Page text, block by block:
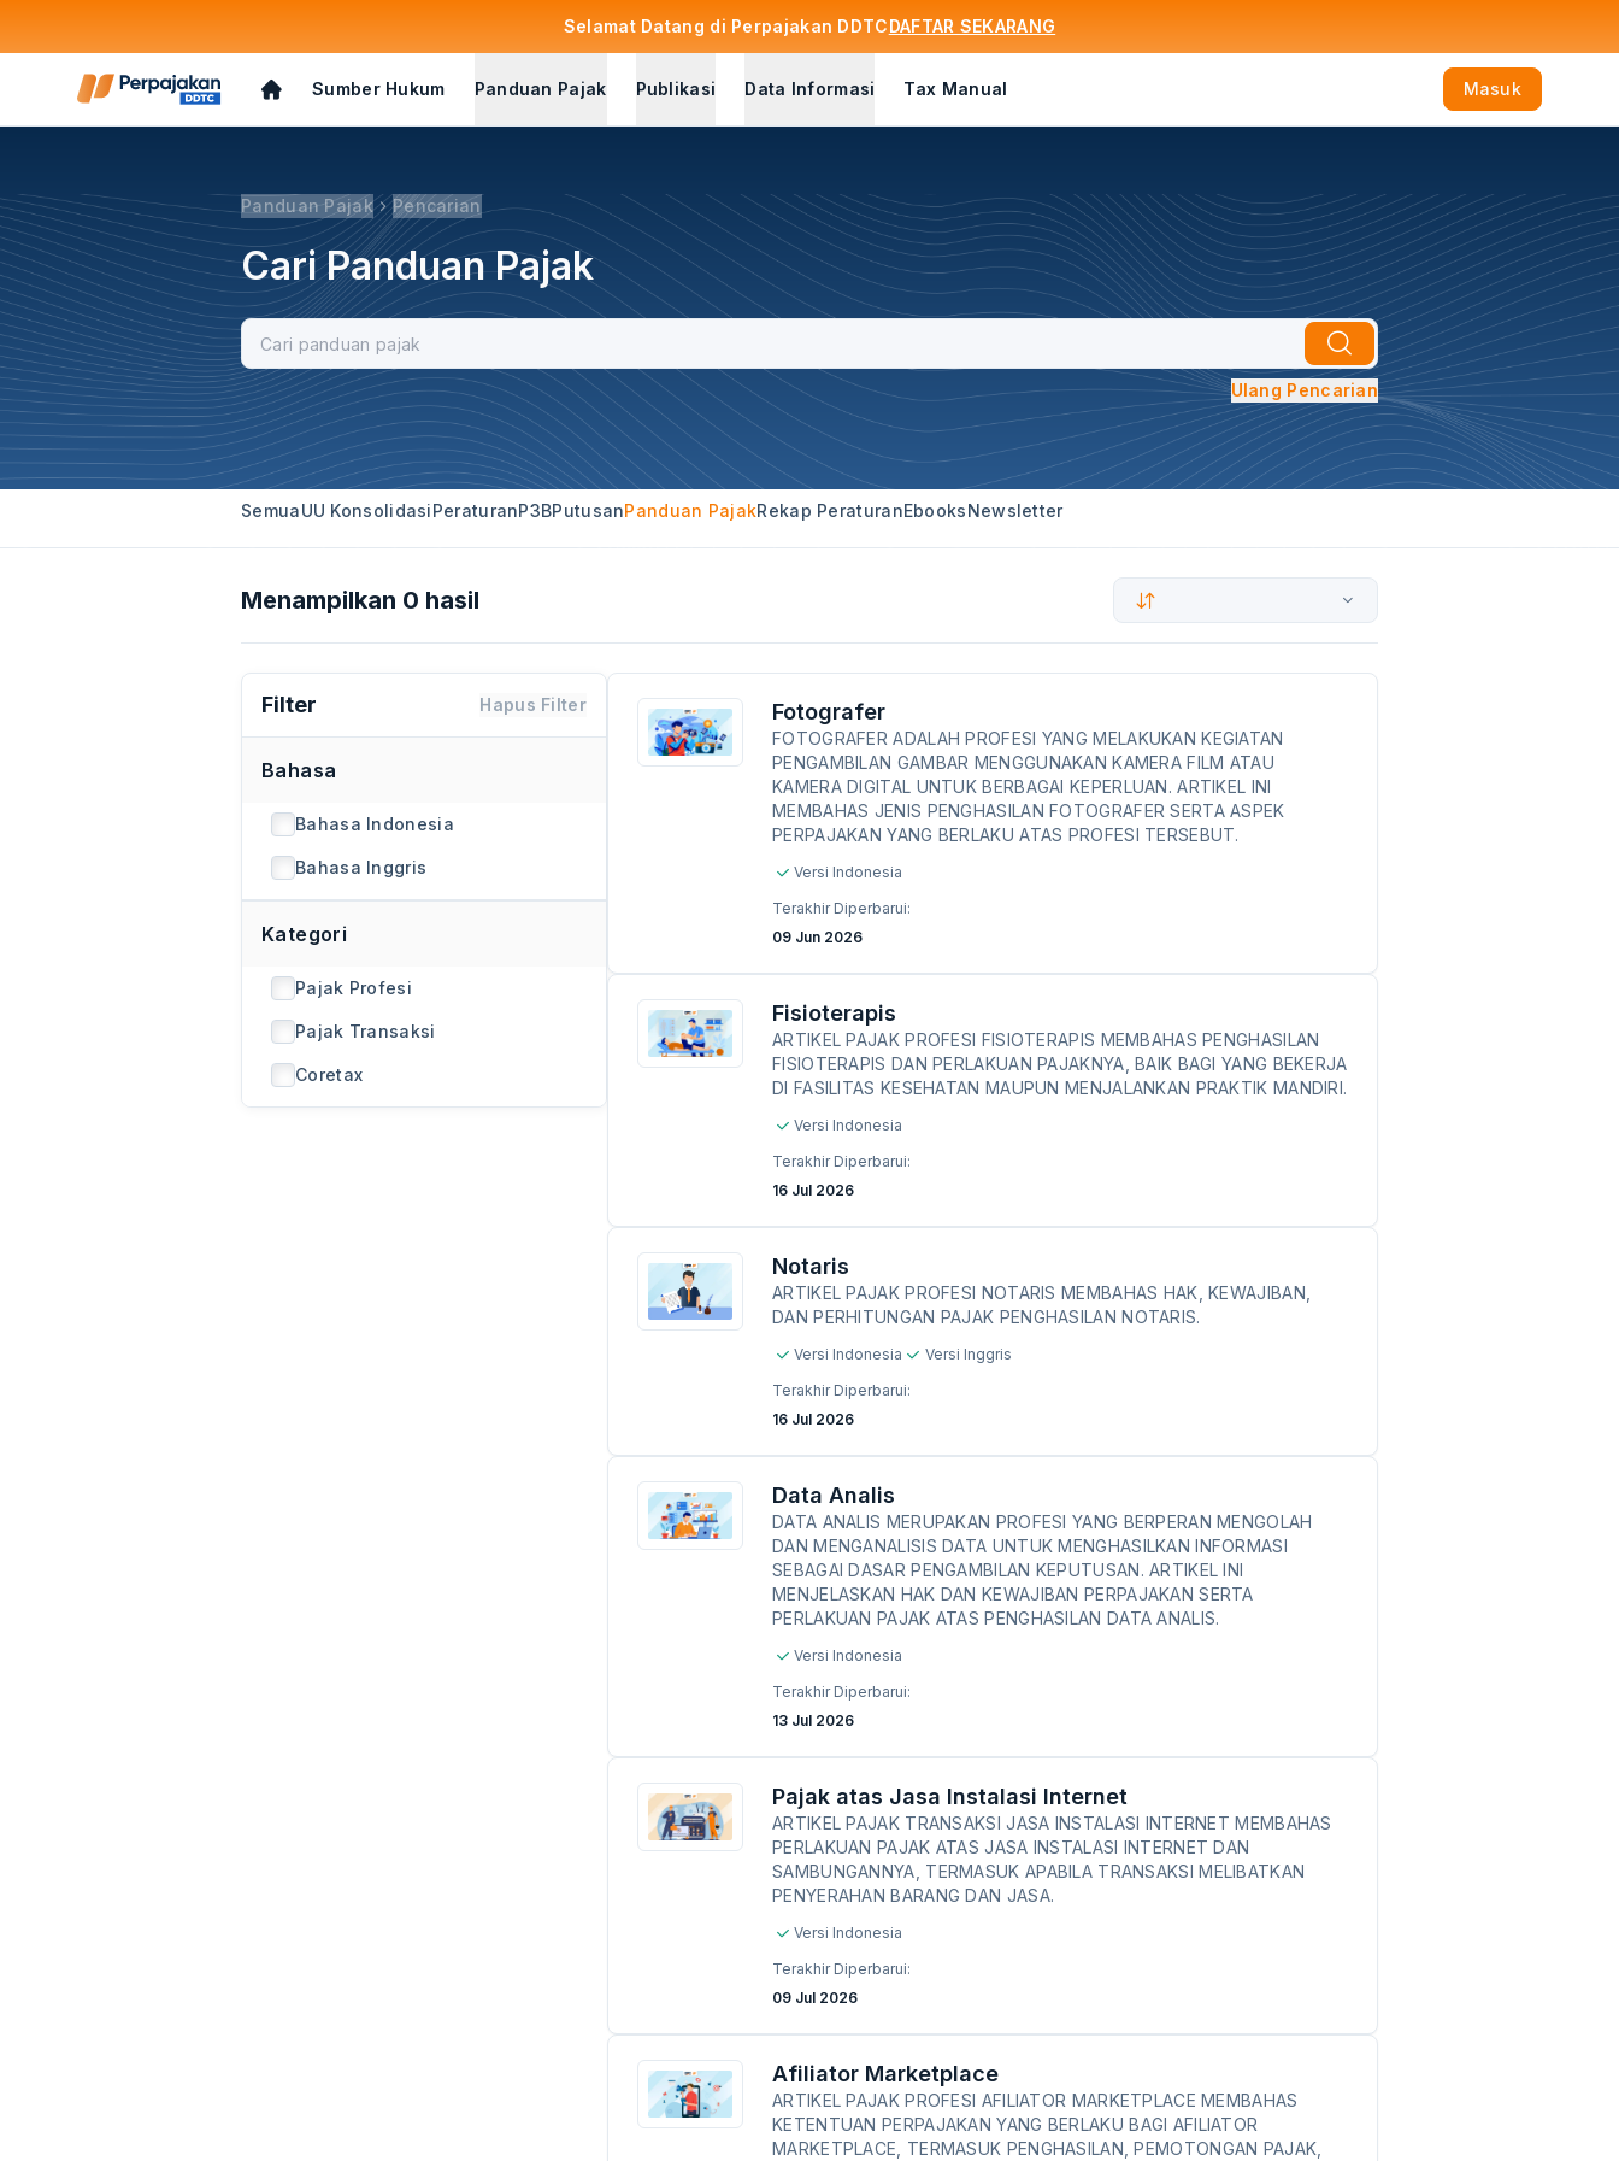
Selamat Datang di Perpajakan DDTCDAFTAR SEKARANG
Sumber Hukum Panduan Pajak Publikasi Data Informasi Tax Manual Masuk
Panduan Pajak Pencarian
Cari Panduan Pajak
Ulang Pencarian
SemuaUU KonsolidasiPeraturanP3BPutusanPanduan PajakRekap PeraturanEbooksNewsletter
Menampilkan 0 hasil
Filter Hapus Filter
Bahasa
Bahasa Indonesia
Bahasa Inggris
Kategori
Pajak Profesi
Pajak Transaksi
Coretax
Fotografer
FOTOGRAFER ADALAH PROFESI YANG MELAKUKAN KEGIATAN
PENGAMBILAN GAMBAR MENGGUNAKAN KAMERA FILM ATAU
KAMERA DIGITAL UNTUK BERBAGAI KEPERLUAN. ARTIKEL INI
MEMBAHAS JENIS PENGHASILAN FOTOGRAFER SERTA ASPEK
PERPAJAKAN YANG BERLAKU ATAS PROFESI TERSEBUT.
Versi Indonesia
Terakhir Diperbarui:
09 Jun 2026
Fisioterapis
ARTIKEL PAJAK PROFESI FISIOTERAPIS MEMBAHAS PENGHASILAN
FISIOTERAPIS DAN PERLAKUAN PAJAKNYA, BAIK BAGI YANG BEKERJA
DI FASILITAS KESEHATAN MAUPUN MENJALANKAN PRAKTIK MANDIRI.
Versi Indonesia
Terakhir Diperbarui:
16 Jul 2026
Notaris
ARTIKEL PAJAK PROFESI NOTARIS MEMBAHAS HAK, KEWAJIBAN,
DAN PERHITUNGAN PAJAK PENGHASILAN NOTARIS.
Versi Indonesia
Versi Inggris
Terakhir Diperbarui:
16 Jul 2026
Data Analis
DATA ANALIS MERUPAKAN PROFESI YANG BERPERAN MENGOLAH
DAN MENGANALISIS DATA UNTUK MENGHASILKAN INFORMASI
SEBAGAI DASAR PENGAMBILAN KEPUTUSAN. ARTIKEL INI
MENJELASKAN HAK DAN KEWAJIBAN PERPAJAKAN SERTA
PERLAKUAN PAJAK ATAS PENGHASILAN DATA ANALIS.
Versi Indonesia
Terakhir Diperbarui:
13 Jul 2026
Pajak atas Jasa Instalasi Internet
ARTIKEL PAJAK TRANSAKSI JASA INSTALASI INTERNET MEMBAHAS
PERLAKUAN PAJAK ATAS JASA INSTALASI INTERNET DAN
SAMBUNGANNYA, TERMASUK APABILA TRANSAKSI MELIBATKAN
PENYERAHAN BARANG DAN JASA.
Versi Indonesia
Terakhir Diperbarui:
09 Jul 2026
Afiliator Marketplace
ARTIKEL PAJAK PROFESI AFILIATOR MARKETPLACE MEMBAHAS
KETENTUAN PERPAJAKAN YANG BERLAKU BAGI AFILIATOR
MARKETPLACE, TERMASUK PENGHASILAN, PEMOTONGAN PAJAK,